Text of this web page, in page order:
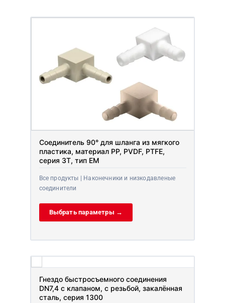
Соединитель 90° для шланга из мягкого
пластика, материал PP, PVDF, PTFE,
серия 3T, тип EM
Все продукты | Наконечники и низкодавленые
соединители
Выбрать параметры →
Гнездо быстросъемного соединения
DN7,4 с клапаном, с резьбой, закалённая
сталь, серия 1300